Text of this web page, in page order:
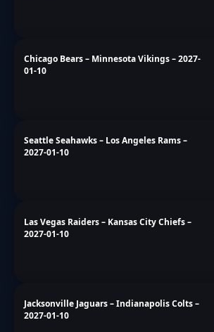
Chicago Bears – Minnesota Vikings – 2027-
01-10
Seattle Seahawks – Los Angeles Rams –
2027-01-10
Las Vegas Raiders – Kansas City Chiefs –
2027-01-10
Jacksonville Jaguars – Indianapolis Colts –
2027-01-10